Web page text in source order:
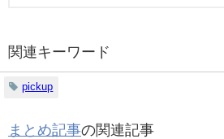
関連キーワード
pickup
まとめ記事の関連記事